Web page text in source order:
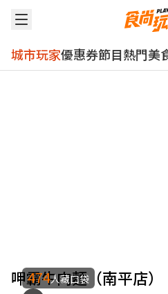
城市玩家優惠券節目熱門美
呷霸牛肉麵（南平店）
474人藏口袋